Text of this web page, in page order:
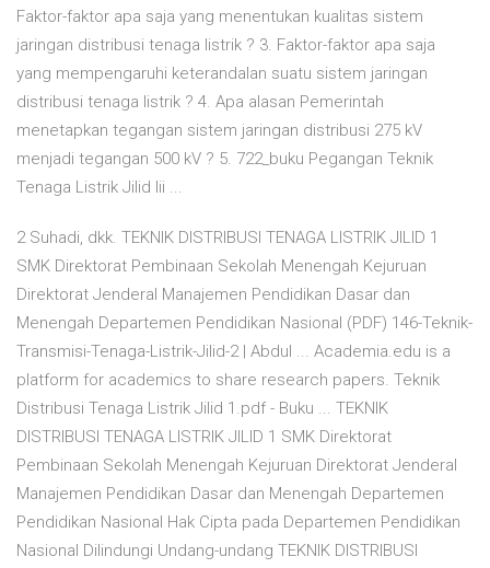
Faktor-faktor apa saja yang menentukan kualitas sistem
jaringan distribusi tenaga listrik ? 3. Faktor-faktor apa saja
yang mempengaruhi keterandalan suatu sistem jaringan
distribusi tenaga listrik ? 4. Apa alasan Pemerintah
menetapkan tegangan sistem jaringan distribusi 275 kV
menjadi tegangan 500 kV ? 5. 722_buku Pegangan Teknik
Tenaga Listrik Jilid Iii ...
2 Suhadi, dkk. TEKNIK DISTRIBUSI TENAGA LISTRIK JILID 1
SMK Direktorat Pembinaan Sekolah Menengah Kejuruan
Direktorat Jenderal Manajemen Pendidikan Dasar dan
Menengah Departemen Pendidikan Nasional (PDF) 146-Teknik-
Transmisi-Tenaga-Listrik-Jilid-2 | Abdul ... Academia.edu is a
platform for academics to share research papers. Teknik
Distribusi Tenaga Listrik Jilid 1.pdf - Buku ... TEKNIK
DISTRIBUSI TENAGA LISTRIK JILID 1 SMK Direktorat
Pembinaan Sekolah Menengah Kejuruan Direktorat Jenderal
Manajemen Pendidikan Dasar dan Menengah Departemen
Pendidikan Nasional Hak Cipta pada Departemen Pendidikan
Nasional Dilindungi Undang-undang TEKNIK DISTRIBUSI